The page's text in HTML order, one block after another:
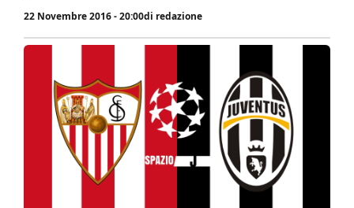
22 Novembre 2016 - 20:00di redazione